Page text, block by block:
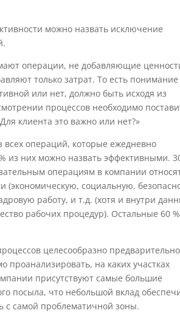
можно назвать исключение
операции, не добавляющие
только затрат. То есть понимание
или нет, должно быть исходя из
процессов необходимо
клиента это важно или нет?»
операций, которые ежедневно
из них можно назвать эффективными.
операциям в компании
(экономическую, социальную,
работу, и т.д. (хотя и внутри
рабочих процедур). Остальные 60 %
целесообразно предварительно
проанализировать, на каких участках
присутствуют самые большие
посыла, что небольшой вклад
с самой проблематичной зоны.